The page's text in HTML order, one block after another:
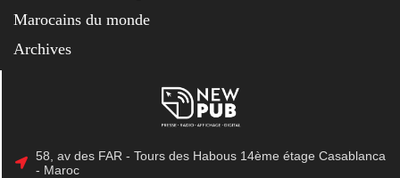
Marocains du monde
Archives
58, av des FAR - Tours des Habous 14ème étage Casablanca
- Maroc